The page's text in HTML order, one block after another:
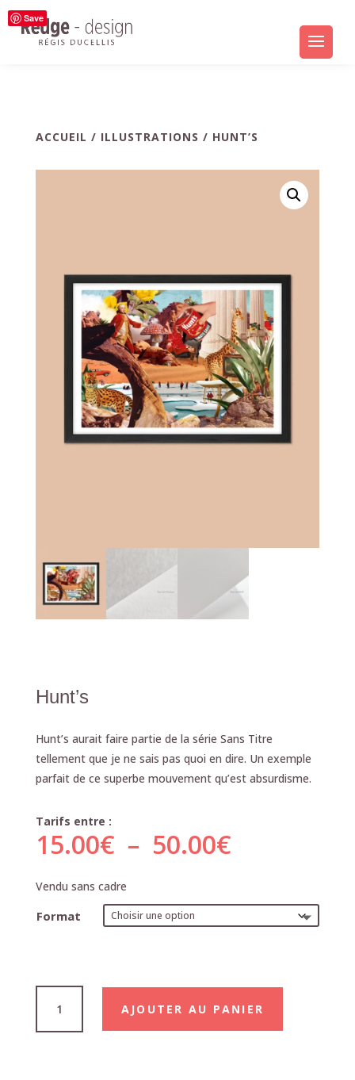
Save
ACCUEIL / ILLUSTRATIONS / HUNT’S
Hunt’s
Hunt’s aurait faire partie de la série Sans Titre
tellement que je ne sais pas quoi en dire. Un exemple
parfait de ce superbe mouvement qu’est absurdisme.
Tarifs entre :
15.00€ – 50.00€Plage
de
15.00€
à
50.00€
Vendu sans cadre
Format
Hunt's
AJOUTER AU PANIER